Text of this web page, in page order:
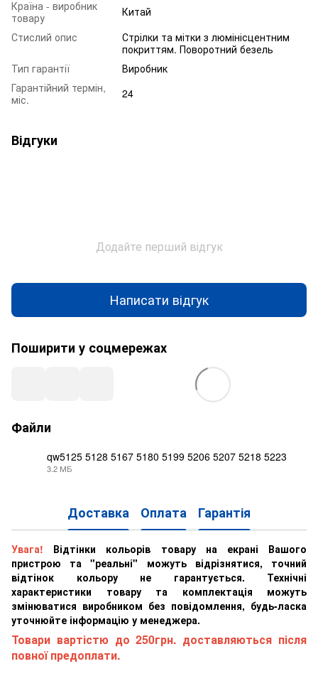
Країна - виробник
товару
Китай
Стислий опис
Стрілки та мітки з люмінісцентним
покриттям. Поворотний безель
Тип гарантії
Виробник
Гарантійний термін,
міс.
24
Відгуки
Додайте перший відгук
Написати відгук
Поширити у соцмережах
Файли
qw5125 5128 5167 5180 5199 5206 5207 5218 5223
3.2 МБ
Доставка Оплата Гарантія
Увага! Відтінки кольорів товару на екрані Вашого
пристрою та "реальні" можуть відрізнятися, точний
відтінок кольору не гарантується. Технічні
характеристики товару та комплектація можуть
змінюватися виробником без повідомлення, будь-ласка
уточнюйте інформацію у менеджера.
Товари вартістю до 250грн. доставляються після
повної предоплати.